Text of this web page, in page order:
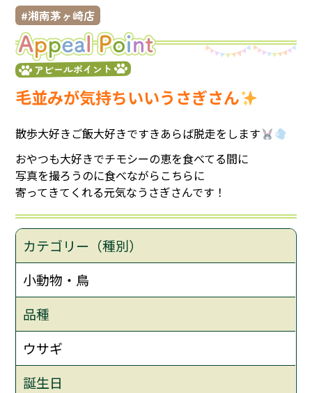
湘南茅ヶ崎店
アピールポイント
毛並みが気持ちいいうさぎさん
散歩大好きご飯大好きですきあらば脱走をします
おやつも大好きでチモシーの恵を食べてる間に
写真を撮ろうのに食べながらこちらに
寄ってきてくれる元気なうさぎさんです！
カテゴリー（種別）
小動物・鳥
品種
ウサギ
誕生日